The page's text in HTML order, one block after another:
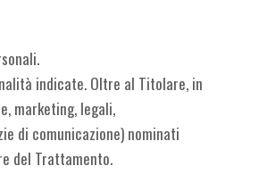
indicate. Oltre al Titolare, in
marketing, legali,
di comunicazione) nominati
del Trattamento.